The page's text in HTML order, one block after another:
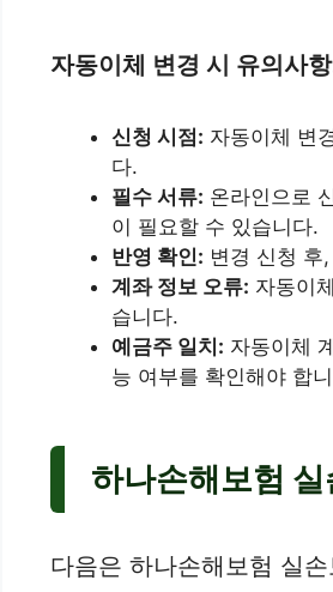
자동이체 변경 시 유의사
신청 시점: 자동이체 변
다.
필수 서류: 온라인으로
이 필요할 수 있습니다.
반영 확인: 변경 신청 후
계좌 정보 오류: 자동이
습니다.
예금주 일치: 자동이체
능 여부를 확인해야 합
하나손해보험
다음은 하나손해보험 실